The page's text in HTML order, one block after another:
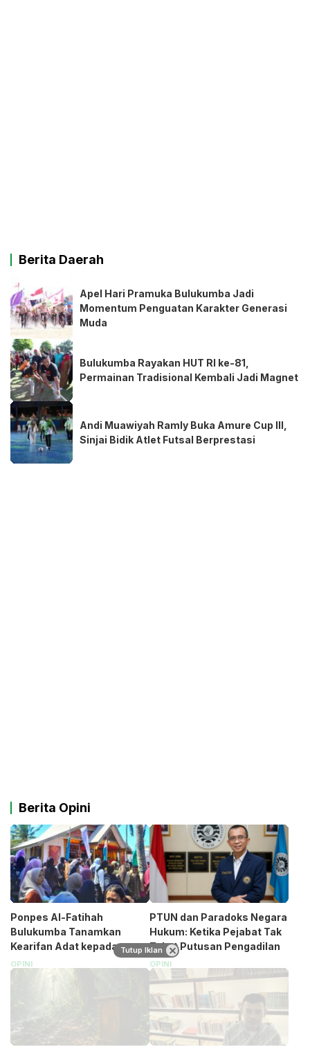
Berita Daerah
Apel Hari Pramuka Bulukumba Jadi
Momentum Penguatan Karakter Generasi
Muda
Bulukumba Rayakan HUT RI ke-81,
Permainan Tradisional Kembali Jadi Magnet
Andi Muawiyah Ramly Buka Amure Cup III,
Sinjai Bidik Atlet Futsal Berprestasi
Berita Opini
Ponpes Al-Fatihah
Bulukumba Tanamkan
Kearifan Adat kepada
Santri (Bagian 1)
OPINI
PTUN dan Paradoks Negara
Hukum: Ketika Pejabat Tak
Takut Putusan Pengadilan
OPINI
Tutup Iklan